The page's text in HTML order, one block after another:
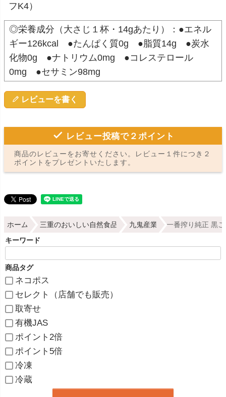
フK4）
◎栄養成分（大さじ１杯・14gあたり）：●エネル
ギー126kcal ●たんぱく質0g ●脂質14g ●炭水
化物0g ●ナトリウム0mg ●コレステロール
0mg ●セサミン98mg
レビューを書く
レビュー投稿で２ポイント
商品のレビューをお寄せください。レビュー１件につき２
ポイントをプレゼントいたします。
ホーム 三重のおいしい自然食品 九鬼産業 一番搾り純正 黒
キーワード
商品タグ
ネコポス
セレクト（店舗でも販売）
取寄せ
有機JAS
ポイント2倍
ポイント5倍
冷凍
冷蔵